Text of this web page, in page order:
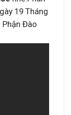
19 Tháng
Phận Đào